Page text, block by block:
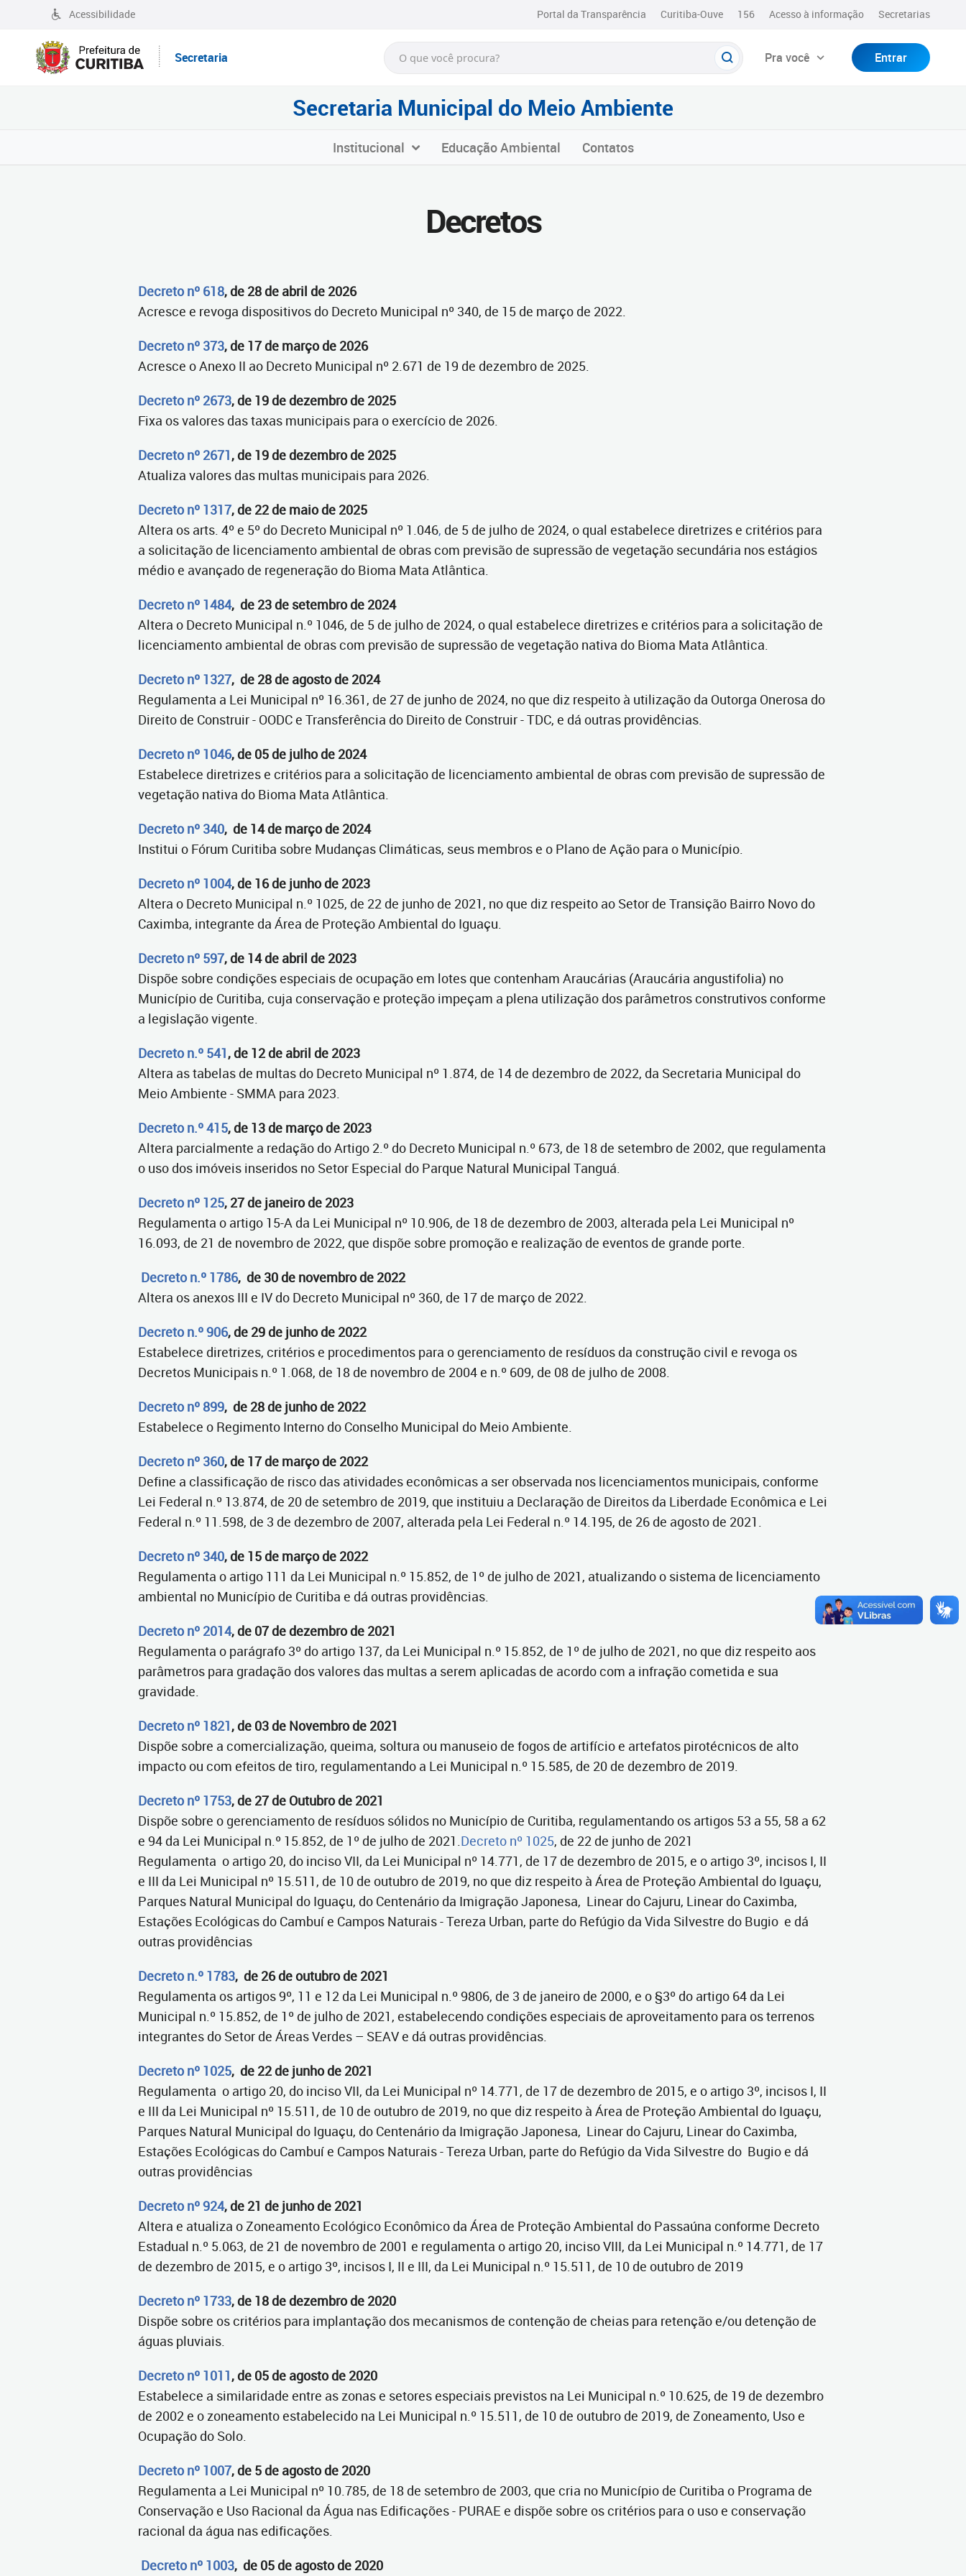
Acessibilidade Portal da Transparência Curitiba-Ouve 156 Acesso à informação Secretarias
Secretaria Pra você Entrar
Secretaria Municipal do Meio Ambiente
Institucional Educação Ambiental Contatos
Decretos
Decreto nº 618, de 28 de abril de 2026
Acresce e revoga dispositivos do Decreto Municipal nº 340, de 15 de março de 2022.
Decreto nº 373, de 17 de março de 2026
Acresce o Anexo II ao Decreto Municipal nº 2.671 de 19 de dezembro de 2025.
Decreto nº 2673, de 19 de dezembro de 2025
Fixa os valores das taxas municipais para o exercício de 2026.
Decreto nº 2671, de 19 de dezembro de 2025
Atualiza valores das multas municipais para 2026.
Decreto nº 1317, de 22 de maio de 2025
Altera os arts. 4º e 5º do Decreto Municipal nº 1.046, de 5 de julho de 2024, o qual estabelece diretrizes e critérios para
a solicitação de licenciamento ambiental de obras com previsão de supressão de vegetação secundária nos estágios
médio e avançado de regeneração do Bioma Mata Atlântica.
Decreto nº 1484, de 23 de setembro de 2024
Altera o Decreto Municipal n.º 1046, de 5 de julho de 2024, o qual estabelece diretrizes e critérios para a solicitação de
licenciamento ambiental de obras com previsão de supressão de vegetação nativa do Bioma Mata Atlântica.
Decreto nº 1327, de 28 de agosto de 2024
Regulamenta a Lei Municipal nº 16.361, de 27 de junho de 2024, no que diz respeito à utilização da Outorga Onerosa do
Direito de Construir - OODC e Transferência do Direito de Construir - TDC, e dá outras providências.
Decreto nº 1046, de 05 de julho de 2024
Estabelece diretrizes e critérios para a solicitação de licenciamento ambiental de obras com previsão de supressão de
vegetação nativa do Bioma Mata Atlântica.
Decreto nº 340, de 14 de março de 2024
Institui o Fórum Curitiba sobre Mudanças Climáticas, seus membros e o Plano de Ação para o Município.
Decreto nº 1004, de 16 de junho de 2023
Altera o Decreto Municipal n.º 1025, de 22 de junho de 2021, no que diz respeito ao Setor de Transição Bairro Novo do
Caximba, integrante da Área de Proteção Ambiental do Iguaçu.
Decreto nº 597, de 14 de abril de 2023
Dispõe sobre condições especiais de ocupação em lotes que contenham Araucárias (Araucária angustifolia) no
Município de Curitiba, cuja conservação e proteção impeçam a plena utilização dos parâmetros construtivos conforme
a legislação vigente.
Decreto n.º 541, de 12 de abril de 2023
Altera as tabelas de multas do Decreto Municipal nº 1.874, de 14 de dezembro de 2022, da Secretaria Municipal do
Meio Ambiente - SMMA para 2023.
Decreto n.º 415, de 13 de março de 2023
Altera parcialmente a redação do Artigo 2.º do Decreto Municipal n.º 673, de 18 de setembro de 2002, que regulamenta
o uso dos imóveis inseridos no Setor Especial do Parque Natural Municipal Tanguá.
Decreto nº 125, 27 de janeiro de 2023
Regulamenta o artigo 15-A da Lei Municipal nº 10.906, de 18 de dezembro de 2003, alterada pela Lei Municipal nº
16.093, de 21 de novembro de 2022, que dispõe sobre promoção e realização de eventos de grande porte.
Decreto n.º 1786, de 30 de novembro de 2022
Altera os anexos III e IV do Decreto Municipal nº 360, de 17 de março de 2022.
Decreto n.º 906, de 29 de junho de 2022
Estabelece diretrizes, critérios e procedimentos para o gerenciamento de resíduos da construção civil e revoga os
Decretos Municipais n.º 1.068, de 18 de novembro de 2004 e n.º 609, de 08 de julho de 2008.
Decreto nº 899, de 28 de junho de 2022
Estabelece o Regimento Interno do Conselho Municipal do Meio Ambiente.
Decreto nº 360, de 17 de março de 2022
Define a classificação de risco das atividades econômicas a ser observada nos licenciamentos municipais, conforme
Lei Federal n.º 13.874, de 20 de setembro de 2019, que instituiu a Declaração de Direitos da Liberdade Econômica e Lei
Federal n.º 11.598, de 3 de dezembro de 2007, alterada pela Lei Federal n.º 14.195, de 26 de agosto de 2021.
Decreto nº 340, de 15 de março de 2022
Regulamenta o artigo 111 da Lei Municipal n.º 15.852, de 1º de julho de 2021, atualizando o sistema de licenciamento
ambiental no Município de Curitiba e dá outras providências.
Decreto nº 2014, de 07 de dezembro de 2021
Regulamenta o parágrafo 3º do artigo 137, da Lei Municipal n.º 15.852, de 1º de julho de 2021, no que diz respeito aos
parâmetros para gradação dos valores das multas a serem aplicadas de acordo com a infração cometida e sua
gravidade.
Decreto nº 1821, de 03 de Novembro de 2021
Dispõe sobre a comercialização, queima, soltura ou manuseio de fogos de artifício e artefatos pirotécnicos de alto
impacto ou com efeitos de tiro, regulamentando a Lei Municipal n.º 15.585, de 20 de dezembro de 2019.
Decreto nº 1753, de 27 de Outubro de 2021
Dispõe sobre o gerenciamento de resíduos sólidos no Município de Curitiba, regulamentando os artigos 53 a 55, 58 a 62
e 94 da Lei Municipal n.º 15.852, de 1º de julho de 2021.Decreto nº 1025, de 22 de junho de 2021
Regulamenta o artigo 20, do inciso VII, da Lei Municipal nº 14.771, de 17 de dezembro de 2015, e o artigo 3º, incisos I, II
e III da Lei Municipal nº 15.511, de 10 de outubro de 2019, no que diz respeito à Área de Proteção Ambiental do Iguaçu,
Parques Natural Municipal do Iguaçu, do Centenário da Imigração Japonesa, Linear do Cajuru, Linear do Caximba,
Estações Ecológicas do Cambuí e Campos Naturais - Tereza Urban, parte do Refúgio da Vida Silvestre do Bugio e dá
outras providências
Decreto n.º 1783, de 26 de outubro de 2021
Regulamenta os artigos 9º, 11 e 12 da Lei Municipal n.º 9806, de 3 de janeiro de 2000, e o §3º do artigo 64 da Lei
Municipal n.º 15.852, de 1º de julho de 2021, estabelecendo condições especiais de aproveitamento para os terrenos
integrantes do Setor de Áreas Verdes – SEAV e dá outras providências.
Decreto nº 1025, de 22 de junho de 2021
Regulamenta o artigo 20, do inciso VII, da Lei Municipal nº 14.771, de 17 de dezembro de 2015, e o artigo 3º, incisos I, II
e III da Lei Municipal nº 15.511, de 10 de outubro de 2019, no que diz respeito à Área de Proteção Ambiental do Iguaçu,
Parques Natural Municipal do Iguaçu, do Centenário da Imigração Japonesa, Linear do Cajuru, Linear do Caximba,
Estações Ecológicas do Cambuí e Campos Naturais - Tereza Urban, parte do Refúgio da Vida Silvestre do Bugio e dá
outras providências
Decreto nº 924, de 21 de junho de 2021
Altera e atualiza o Zoneamento Ecológico Econômico da Área de Proteção Ambiental do Passaúna conforme Decreto
Estadual n.º 5.063, de 21 de novembro de 2001 e regulamenta o artigo 20, inciso VIII, da Lei Municipal n.º 14.771, de 17
de dezembro de 2015, e o artigo 3º, incisos I, II e III, da Lei Municipal n.º 15.511, de 10 de outubro de 2019
Decreto nº 1733, de 18 de dezembro de 2020
Dispõe sobre os critérios para implantação dos mecanismos de contenção de cheias para retenção e/ou detenção de
águas pluviais.
Decreto nº 1011, de 05 de agosto de 2020
Estabelece a similaridade entre as zonas e setores especiais previstos na Lei Municipal n.º 10.625, de 19 de dezembro
de 2002 e o zoneamento estabelecido na Lei Municipal n.º 15.511, de 10 de outubro de 2019, de Zoneamento, Uso e
Ocupação do Solo.
Decreto nº 1007, de 5 de agosto de 2020
Regulamenta a Lei Municipal nº 10.785, de 18 de setembro de 2003, que cria no Município de Curitiba o Programa de
Conservação e Uso Racional da Água nas Edificações - PURAE e dispõe sobre os critérios para o uso e conservação
racional da água nas edificações.
Decreto nº 1003, de 05 de agosto de 2020